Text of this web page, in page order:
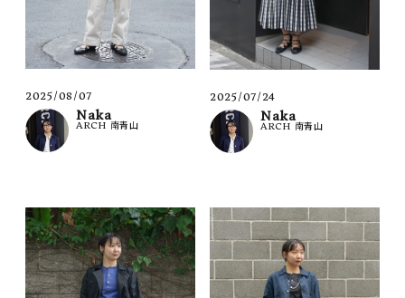
2025/08/07
Naka
ARCH 南青山
2025/07/24
Naka
ARCH 南青山